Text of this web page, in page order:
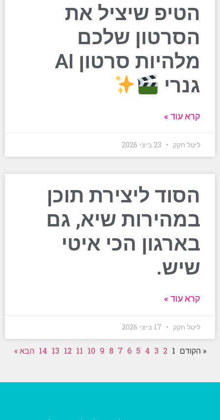
הטיפ שיציל את
הסרטון שלכם
מלהיות סרטון AI
גנרי
קרא עוד »
ליטל חקק
הסוד ליצירת תוכן
במהירות שיא, גם
בארגון הכי איטי
שיש.
קרא עוד »
ליטל חקק
« הקודם 1
2
3
4
5
6
7
8
9
10
11
12
13
14 הבא »